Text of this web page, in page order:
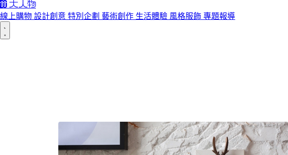
線上購物 設計創意 特別企劃 藝術創作 生活體驗 風格服飾 專題報導